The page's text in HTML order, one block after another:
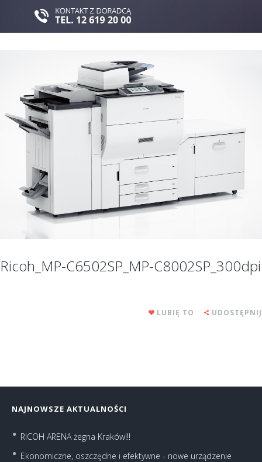
Ricoh_MP-C6502SP_MP-C8002SP_300dpi
LUBIĘ TO UDOSTĘPNIJ
NAJNOWSZE AKTUALNOŚCI
RICOH ARENA żegna Kraków!!!
Ekonomiczne, oszczędne i efektywne - nowe urządzenie